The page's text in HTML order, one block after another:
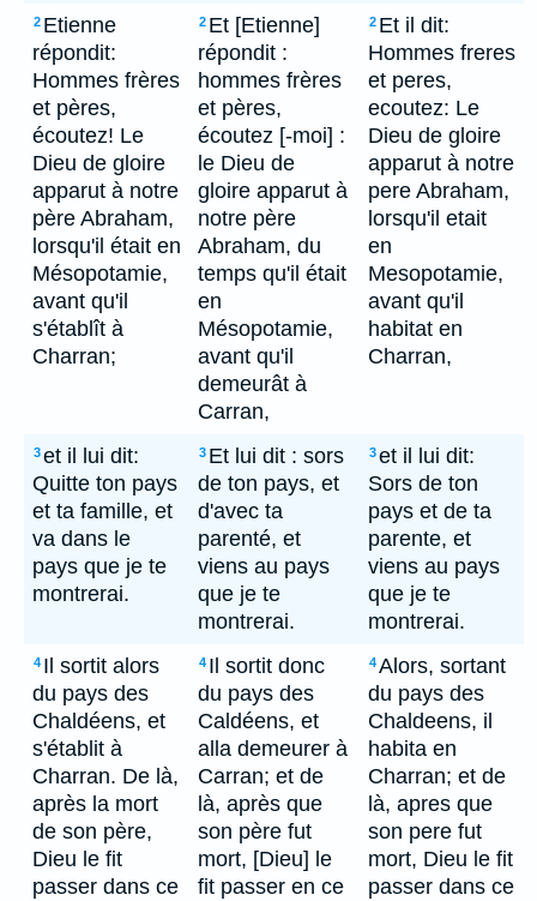
2 Etienne
répondit:
Hommes frères
et pères,
écoutez! Le
Dieu de gloire
apparut à notre
père Abraham,
lorsqu'il était en
Mésopotamie,
avant qu'il
s'établît à
Charran;
2 Et [Etienne]
répondit :
hommes frères
et pères,
écoutez [-moi] :
le Dieu de
gloire apparut à
notre père
Abraham, du
temps qu'il était
en
Mésopotamie,
avant qu'il
demeurât à
Carran,
2 Et il dit:
Hommes freres
et peres,
ecoutez: Le
Dieu de gloire
apparut à notre
pere Abraham,
lorsqu'il etait
en
Mesopotamie,
avant qu'il
habitat en
Charran,
3et il lui dit:
Quitte ton pays
et ta famille, et
va dans le
pays que je te
montrerai.
3 Et lui dit : sors
de ton pays, et
d'avec ta
parenté, et
viens au pays
que je te
montrerai.
3et il lui dit:
Sors de ton
pays et de ta
parente, et
viens au pays
que je te
montrerai.
4 Il sortit alors
du pays des
Chaldéens, et
s'établit à
Charran. De là,
après la mort
de son père,
Dieu le fit
passer dans ce
4 Il sortit donc
du pays des
Caldéens, et
alla demeurer à
Carran; et de
là, après que
son père fut
mort, [Dieu] le
fit passer en ce
4Alors, sortant
du pays des
Chaldeens, il
habita en
Charran; et de
là, apres que
son pere fut
mort, Dieu le fit
passer dans ce